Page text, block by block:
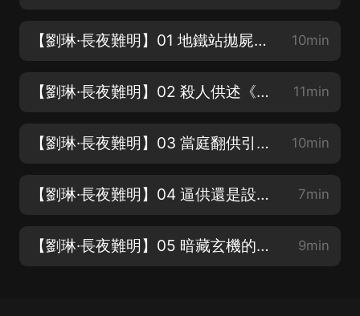
【劉琳·長夜難明】01 地鐵站拋屍案《沉默的真相》原著 10min
【劉琳·長夜難明】02 殺人供述《沉默的真相》原著 11min
【劉琳·長夜難明】03 當庭翻供引發軒然大波《沉默的真相》原著 10min
【劉琳·長夜難明】04 逼供還是設局《沉默的真相》原著 7min
【劉琳·長夜難明】05 暗藏玄機的不在場證明《沉默的真相》原著 9min